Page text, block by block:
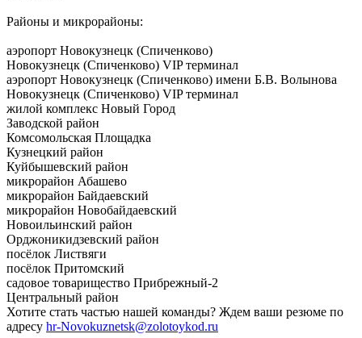
Районы и микрорайоны:
аэропорт Новокузнецк (Спиченково)
Новокузнецк (Спиченково) VIP терминал
аэропорт Новокузнецк (Спиченково) имени Б.В. Волынова
Новокузнецк (Спиченково) VIP терминал
жилой комплекс Новый Город
Заводской район
Комсомольская Площадка
Кузнецкий район
Куйбышевский район
микрорайон Абашево
микрорайон Байдаевский
микрорайон Новобайдаевский
Новоильинский район
Орджоникидзевский район
посёлок Листвяги
посёлок Притомский
садовое товарищество Прибрежный-2
Центральный район
Хотите стать частью нашей команды? Ждем ваши резюме по
адресу hr-Novokuznetsk@zolotoykod.ru